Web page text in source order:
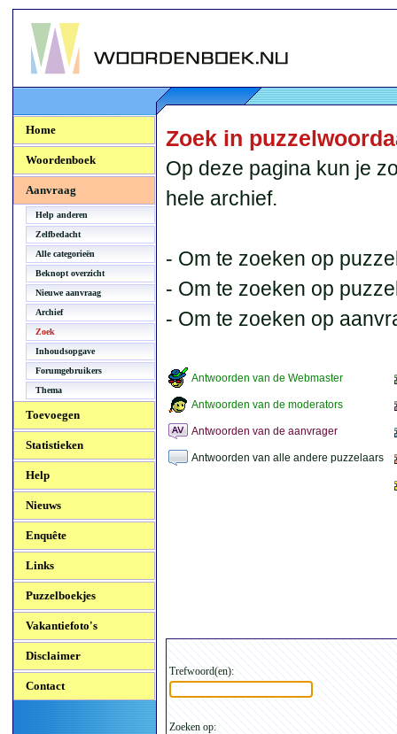
Woordenboek.NU
Home
Woordenboek
Aanvraag
Help anderen
Zelfbedacht
Alle categorieën
Beknopt overzicht
Nieuwe aanvraag
Archief
Zoek
Inhoudsopgave
Forumgebruikers
Thema
Toevoegen
Statistieken
Help
Nieuws
Enquête
Links
Puzzelboekjes
Vakantiefoto's
Disclaimer
Contact
Zoek in
Op deze pagina kun je
hele archief.
- Om te zoeken op
- Om te zoeken op
- Om te zoeken op
Antwoorden van de Webmaster
Antwoorden van de moderators
Antwoorden van de aanvrager
Antwoorden van alle andere puzzelaars
Trefwoord(en):
Zoeken op: